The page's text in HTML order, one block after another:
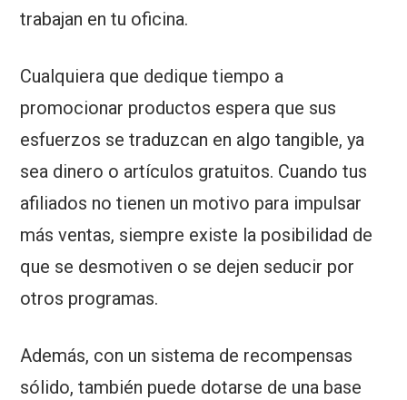
trabajan en tu oficina.
Cualquiera que dedique tiempo a
promocionar productos espera que sus
esfuerzos se traduzcan en algo tangible, ya
sea dinero o artículos gratuitos. Cuando tus
afiliados no tienen un motivo para impulsar
más ventas, siempre existe la posibilidad de
que se desmotiven o se dejen seducir por
otros programas.
Además, con un sistema de recompensas
sólido, también puede dotarse de una base